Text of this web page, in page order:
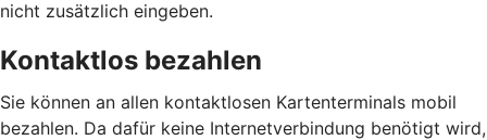
nicht zusätzlich eingeben.
Kontaktlos bezahlen
Sie können an allen kontaktlosen Kartenterminals mobil
bezahlen. Da dafür keine Internetverbindung benötigt wird,